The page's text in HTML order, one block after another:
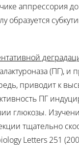
аппрессория
образуется
(ПГ),
приводит к
ПГ
глюкозы.
тщательно
Letters 251